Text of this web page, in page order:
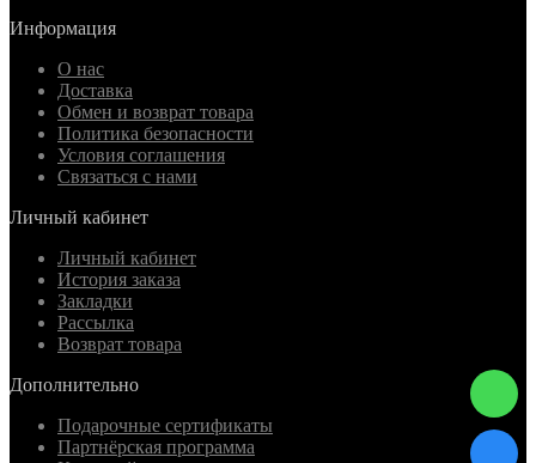
Информация
О нас
Доставка
Обмен и возврат товара
Политика безопасности
Условия соглашения
Связаться с нами
Личный кабинет
Личный кабинет
История заказа
Закладки
Рассылка
Возврат товара
Дополнительно
Подарочные сертификаты
Партнёрская программа